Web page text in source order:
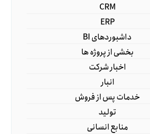
CRM
ERP
داشبوردهای BI
بخشی از پروژه ها
اخبار شرکت
انبار
خدمات پس از فروش
تولید
منابع انسانی